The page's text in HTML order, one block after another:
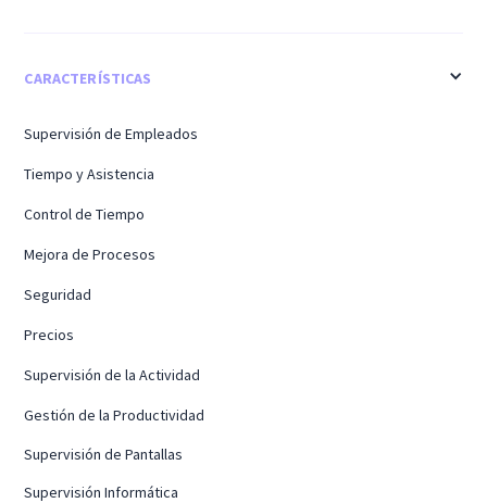
CARACTERÍSTICAS
Supervisión de Empleados
Tiempo y Asistencia
Control de Tiempo
Mejora de Procesos
Seguridad
Precios
Supervisión de la Actividad
Gestión de la Productividad
Supervisión de Pantallas
Supervisión Informática